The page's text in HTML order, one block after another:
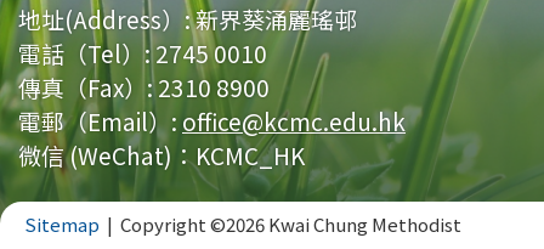
地址(Address）:新界葵涌麗瑤邨
電話（Tel）:2745 0010
傳真（Fax）:2310 8900
電郵（Email）: office@kcmc.edu.hk
微信 (WeChat)：KCMC_HK
Sitemap | Copyright ©2026 Kwai Chung Methodist